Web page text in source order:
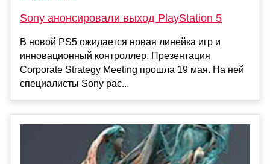
Sony анонсировали выход PlayStation 5
В новой PS5 ожидается новая линейка игр и
инновационный контроллер. Презентация
Corporate Strategy Meeting прошла 19 мая. На ней
специалисты Sony рас...